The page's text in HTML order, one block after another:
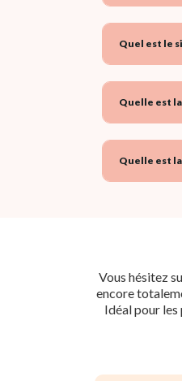
Quel est le
Quelle est
Quelle est
Vous hésitez
encore
Idéal pour